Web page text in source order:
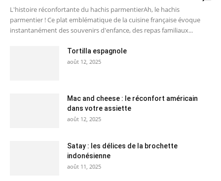
L'histoire réconfortante du hachis parmentierAh, le hachis
parmentier ! Ce plat emblématique de la cuisine française évoque
instantanément des souvenirs d'enfance, des repas familiaux...
Tortilla espagnole
août 12, 2025
Mac and cheese : le réconfort américain
dans votre assiette
août 12, 2025
Satay : les délices de la brochette
indonésienne
août 11, 2025